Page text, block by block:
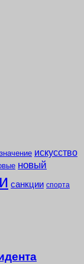
значение искусство
новый
санкции спорта